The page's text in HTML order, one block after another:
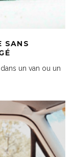
SANS
un van ou un